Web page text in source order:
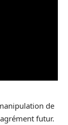
de
futur.